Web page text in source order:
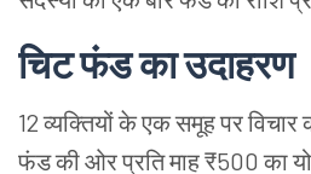
चिट फंड का उदाहरण
12 व्यक्तियों के एक समूह पर
फंड की ओर प्रति माह ₹500 का